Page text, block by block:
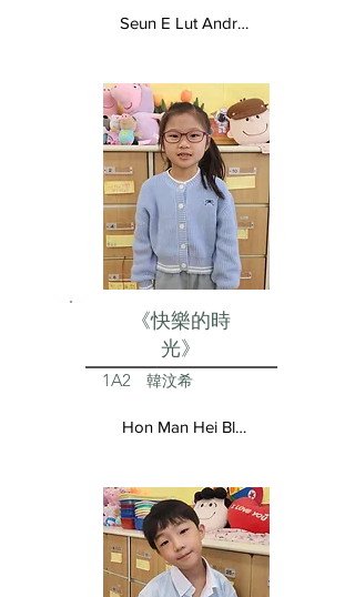
Seun E Lut Andrea
《快樂的時
光》
1A2 韓汶希
Hon Man Hei Blair